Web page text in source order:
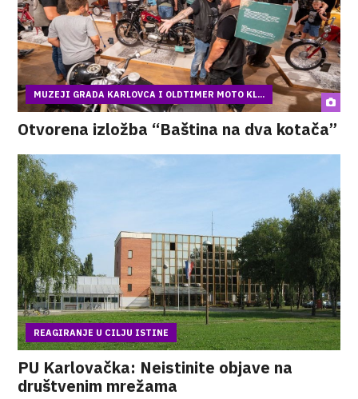
MUZEJI GRADA KARLOVCA I OLDTIMER MOTO KL...
Otvorena izložba “Baština na dva kotača”
REAGIRANJE U CILJU ISTINE
PU Karlovačka: Neistinite objave na
društvenim mrežama